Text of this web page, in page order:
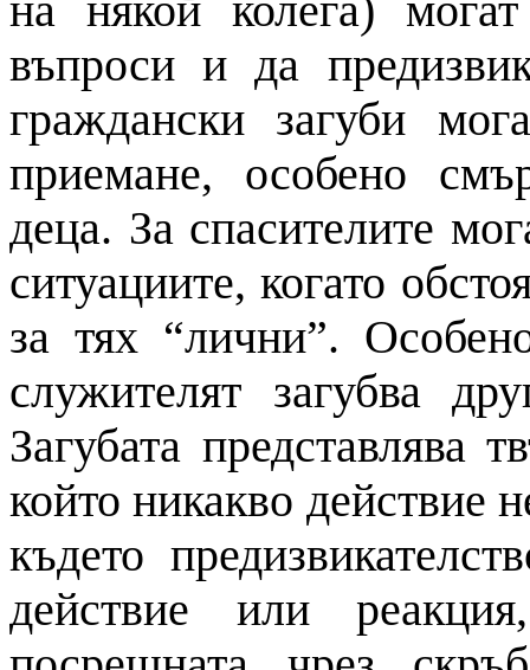
въпроси и да
граждански загуби
приемане, особено
деца. За спасителите
ситуациите, когато
за тях “лични”.
служителят загубва
Загубата представлява
който никакво действие
където
действие или